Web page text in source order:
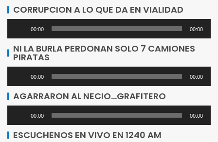
de
audio
CORRUPCION A LO QUE DA EN VIALIDAD
Reproductor
de
audio
00:00 00:00
NI LA BURLA PERDONAN SOLO 7 CAMIONES
PIRATAS
Reproductor
de
audio
00:00 00:00
AGARRARON AL NECIO…GRAFITERO
Reproductor
de
00:00 00:00
ESCUCHENOS EN VIVO EN 1240 AM